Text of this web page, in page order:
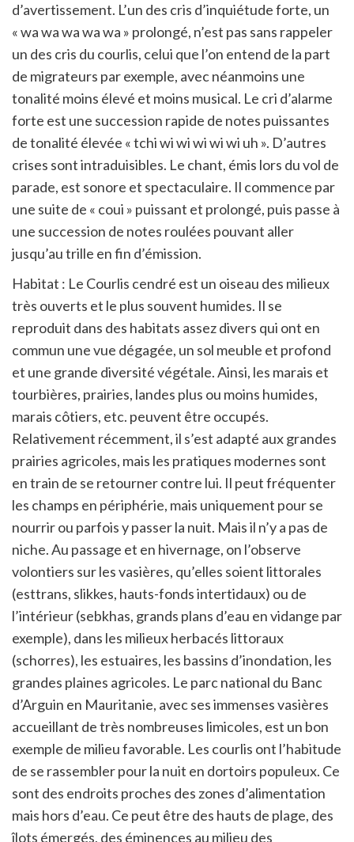
d’avertissement. L’un des cris d’inquiétude forte, un
« wa wa wa wa wa » prolongé, n’est pas sans rappeler
un des cris du courlis, celui que l’on entend de la part
de migrateurs par exemple, avec néanmoins une
tonalité moins élevé et moins musical. Le cri d’alarme
forte est une succession rapide de notes puissantes
de tonalité élevée « tchi wi wi wi wi wi uh ». D’autres
crises sont intraduisibles. Le chant, émis lors du vol de
parade, est sonore et spectaculaire. Il commence par
une suite de « coui » puissant et prolongé, puis passe à
une succession de notes roulées pouvant aller
jusqu’au trille en fin d’émission.
Habitat : Le Courlis cendré est un oiseau des milieux
très ouverts et le plus souvent humides. Il se
reproduit dans des habitats assez divers qui ont en
commun une vue dégagée, un sol meuble et profond
et une grande diversité végétale. Ainsi, les marais et
tourbières, prairies, landes plus ou moins humides,
marais côtiers, etc. peuvent être occupés.
Relativement récemment, il s’est adapté aux grandes
prairies agricoles, mais les pratiques modernes sont
en train de se retourner contre lui. Il peut fréquenter
les champs en périphérie, mais uniquement pour se
nourrir ou parfois y passer la nuit. Mais il n’y a pas de
niche. Au passage et en hivernage, on l’observe
volontiers sur les vasières, qu’elles soient littorales
(esttrans, slikkes, hauts-fonds intertidaux) ou de
l’intérieur (sebkhas, grands plans d’eau en vidange par
exemple), dans les milieux herbacés littoraux
(schorres), les estuaires, les bassins d’inondation, les
grandes plaines agricoles. Le parc national du Banc
d’Arguin en Mauritanie, avec ses immenses vasières
accueillant de très nombreuses limicoles, est un bon
exemple de milieu favorable. Les courlis ont l’habitude
de se rassembler pour la nuit en dortoirs populeux. Ce
sont des endroits proches des zones d’alimentation
mais hors d’eau. Ce peut être des hauts de plage, des
îlots émergés, des éminences au milieu des